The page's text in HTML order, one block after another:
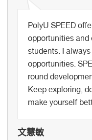
文慧敏
PolyU SPEED
opportunities
students. I
opportunities.
round
Keep exploring,
make yourself